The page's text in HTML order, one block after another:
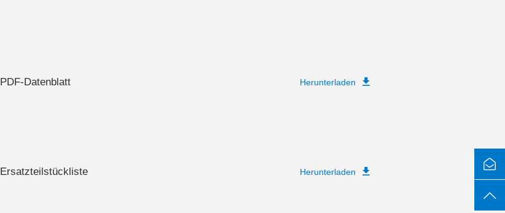
PDF-Datenblatt Herunterladen
Ersatzteilstückliste Herunterladen